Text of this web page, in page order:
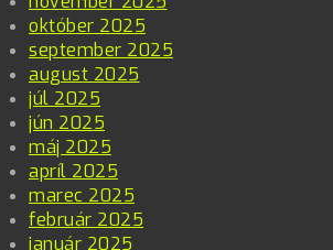
október 2025
september 2025
august 2025
júl 2025
jún 2025
máj 2025
apríl 2025
marec 2025
február 2025
január 2025